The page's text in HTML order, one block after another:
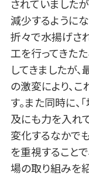
されていました
減少するように
折々で水揚げさ
工を行ってきた
してきましたが
の激変により、
す。また同時に
及にも力を入れ
変化するなかで
を重視すること
場の取り組みを